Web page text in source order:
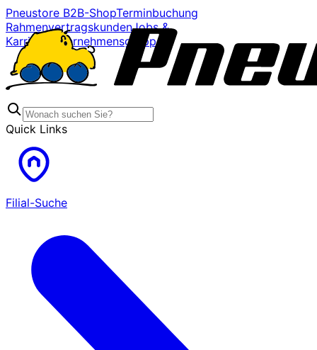
Pneustore B2B-ShopTerminbuchung
RahmenvertragskundenJobs &
Karriere
Unternehmensgruppe
Quick Links
Filial-Suche